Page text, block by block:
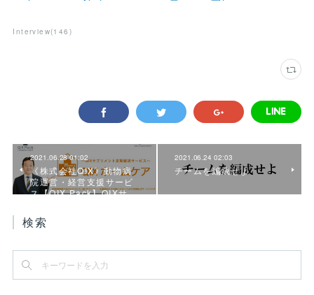
Interview(146 )
2021.06.28 01:02
《株式会社QIX》動物病
院運営・経営支援サービ
ス【QIX Pack】QIXサ…
2021.06.24 02:03
チームを編成せよ
検索